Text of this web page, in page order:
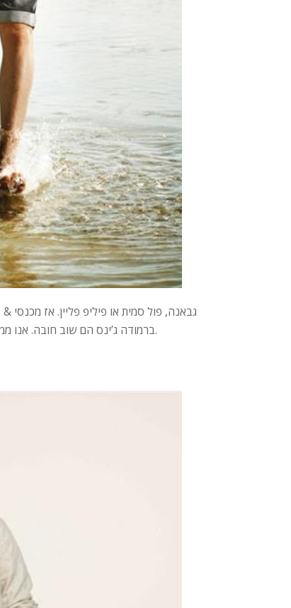
ברמודה ג’ינס הם שוב חובה. אנו ממליצים על הדגם הקז’ואל ממינימום או זה מבית הוליסטר שנראה מחוספס ומשוחרר.